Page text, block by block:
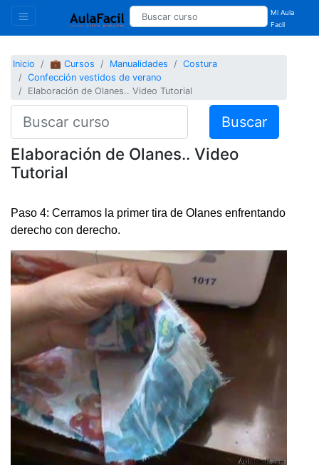
Mi Aula
Facil
Inicio 💼 Cursos Manualidades
Costura
Confección vestidos de verano
Elaboración de Olanes.. Video Tutorial
Buscar
Elaboración de Olanes.. Video
Tutorial
Paso 4: Cerramos la primer tira de Olanes enfrentando
derecho con derecho.